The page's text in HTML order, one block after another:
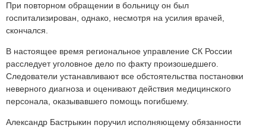
При повторном обращении в больницу он был
госпитализирован, однако, несмотря на усилия врачей,
скончался.
В настоящее время региональное управление СК России
расследует уголовное дело по факту произошедшего.
Следователи устанавливают все обстоятельства постановки
неверного диагноза и оценивают действия медицинского
персонала, оказывавшего помощь погибшему.
Александр Бастрыкин поручил исполняющему обязанности